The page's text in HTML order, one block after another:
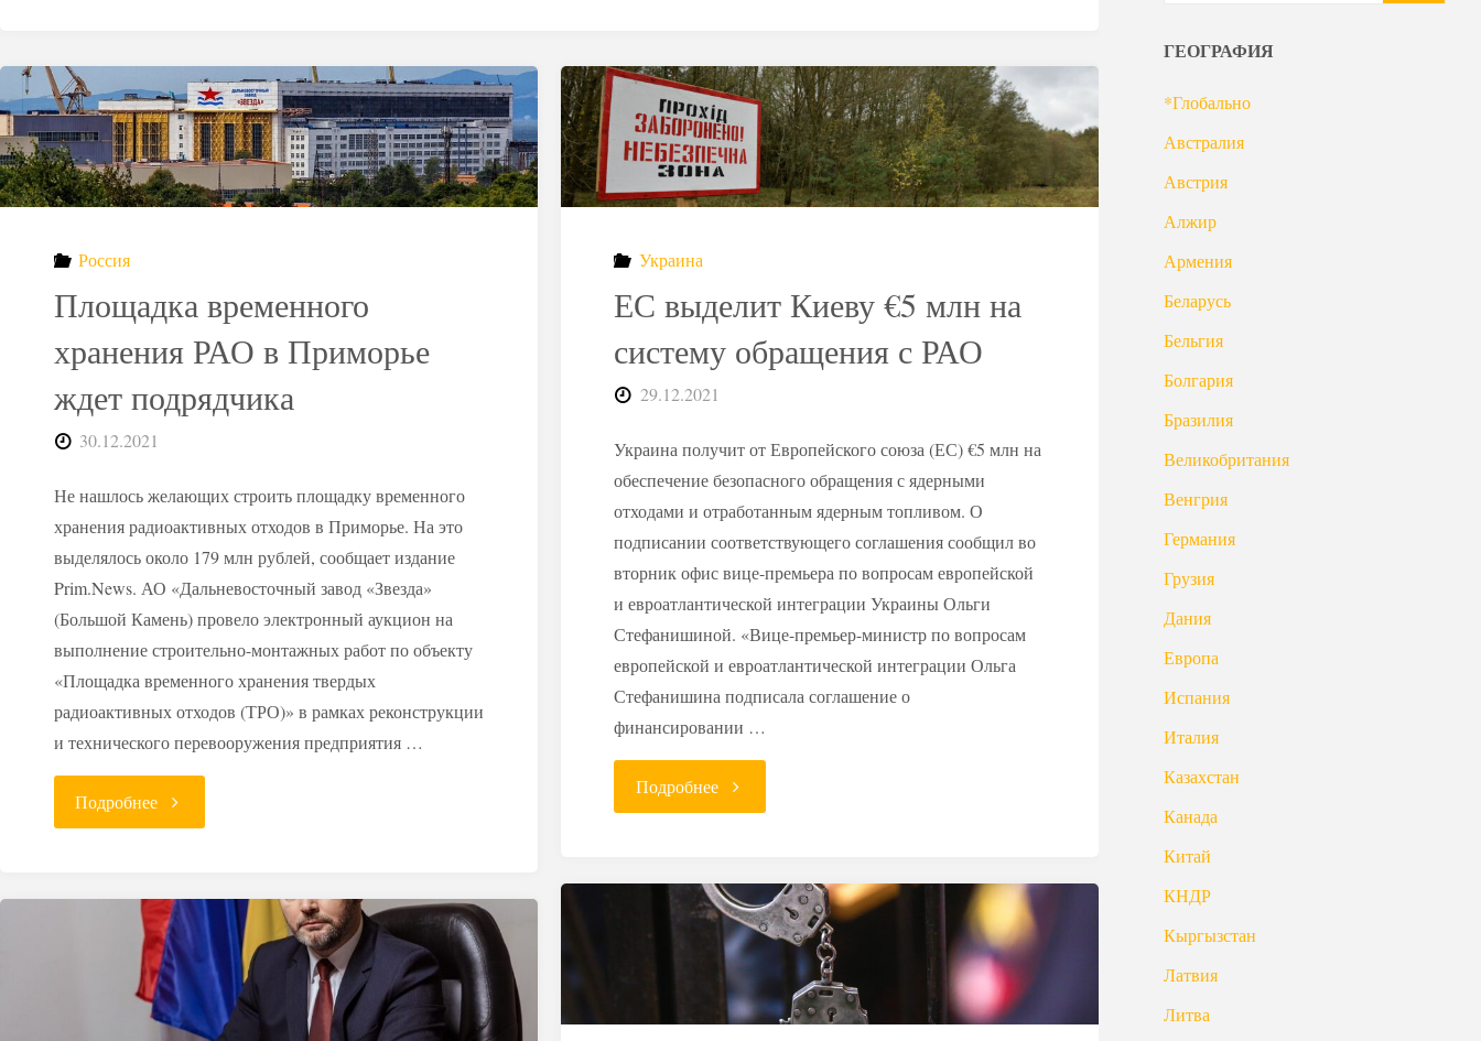
Россия
Площадка временного
хранения РАО в Приморье
ждет подрядчика
30.12.2021
Не нашлось желающих строить площадку временного
хранения радиоактивных отходов в Приморье. На это
выделялось около 179 млн рублей, сообщает издание
Prim.News. АО «Дальневосточный завод «Звезда»
(Большой Камень) провело электронный аукцион на
выполнение строительно-монтажных работ по объекту
«Площадка временного хранения твердых
радиоактивных отходов (ТРО)» в рамках реконструкции
и технического перевооружения предприятия …
Подробнее"Площадка
хранения
РАО
в
Украина
ЕС выделит Киеву €5 млн на
систему обращения с РАО
29.12.2021
Украина получит от Европейского союза (ЕС) €5 млн на
обеспечение безопасного обращения с ядерными
отходами и отработанным ядерным топливом. О
подписании соответствующего соглашения сообщил во
вторник офис вице-премьера по вопросам европейской
и евроатлантической интеграции Украины Ольги
Стефанишиной. «Вице-премьер-министр по вопросам
европейской и евроатлантической интеграции Ольга
Стефанишина подписала соглашение о
финансировании …
Подробнее"ЕС
Киеву
€5
млн
ГЕОГРАФИЯ
*Глобально
Австралия
Австрия
Алжир
Армения
Беларусь
Бельгия
Болгария
Бразилия
Великобритания
Венгрия
Германия
Грузия
Дания
Европа
Испания
Италия
Казахстан
Канада
Китай
КНДР
Кыргызстан
Латвия
Литва